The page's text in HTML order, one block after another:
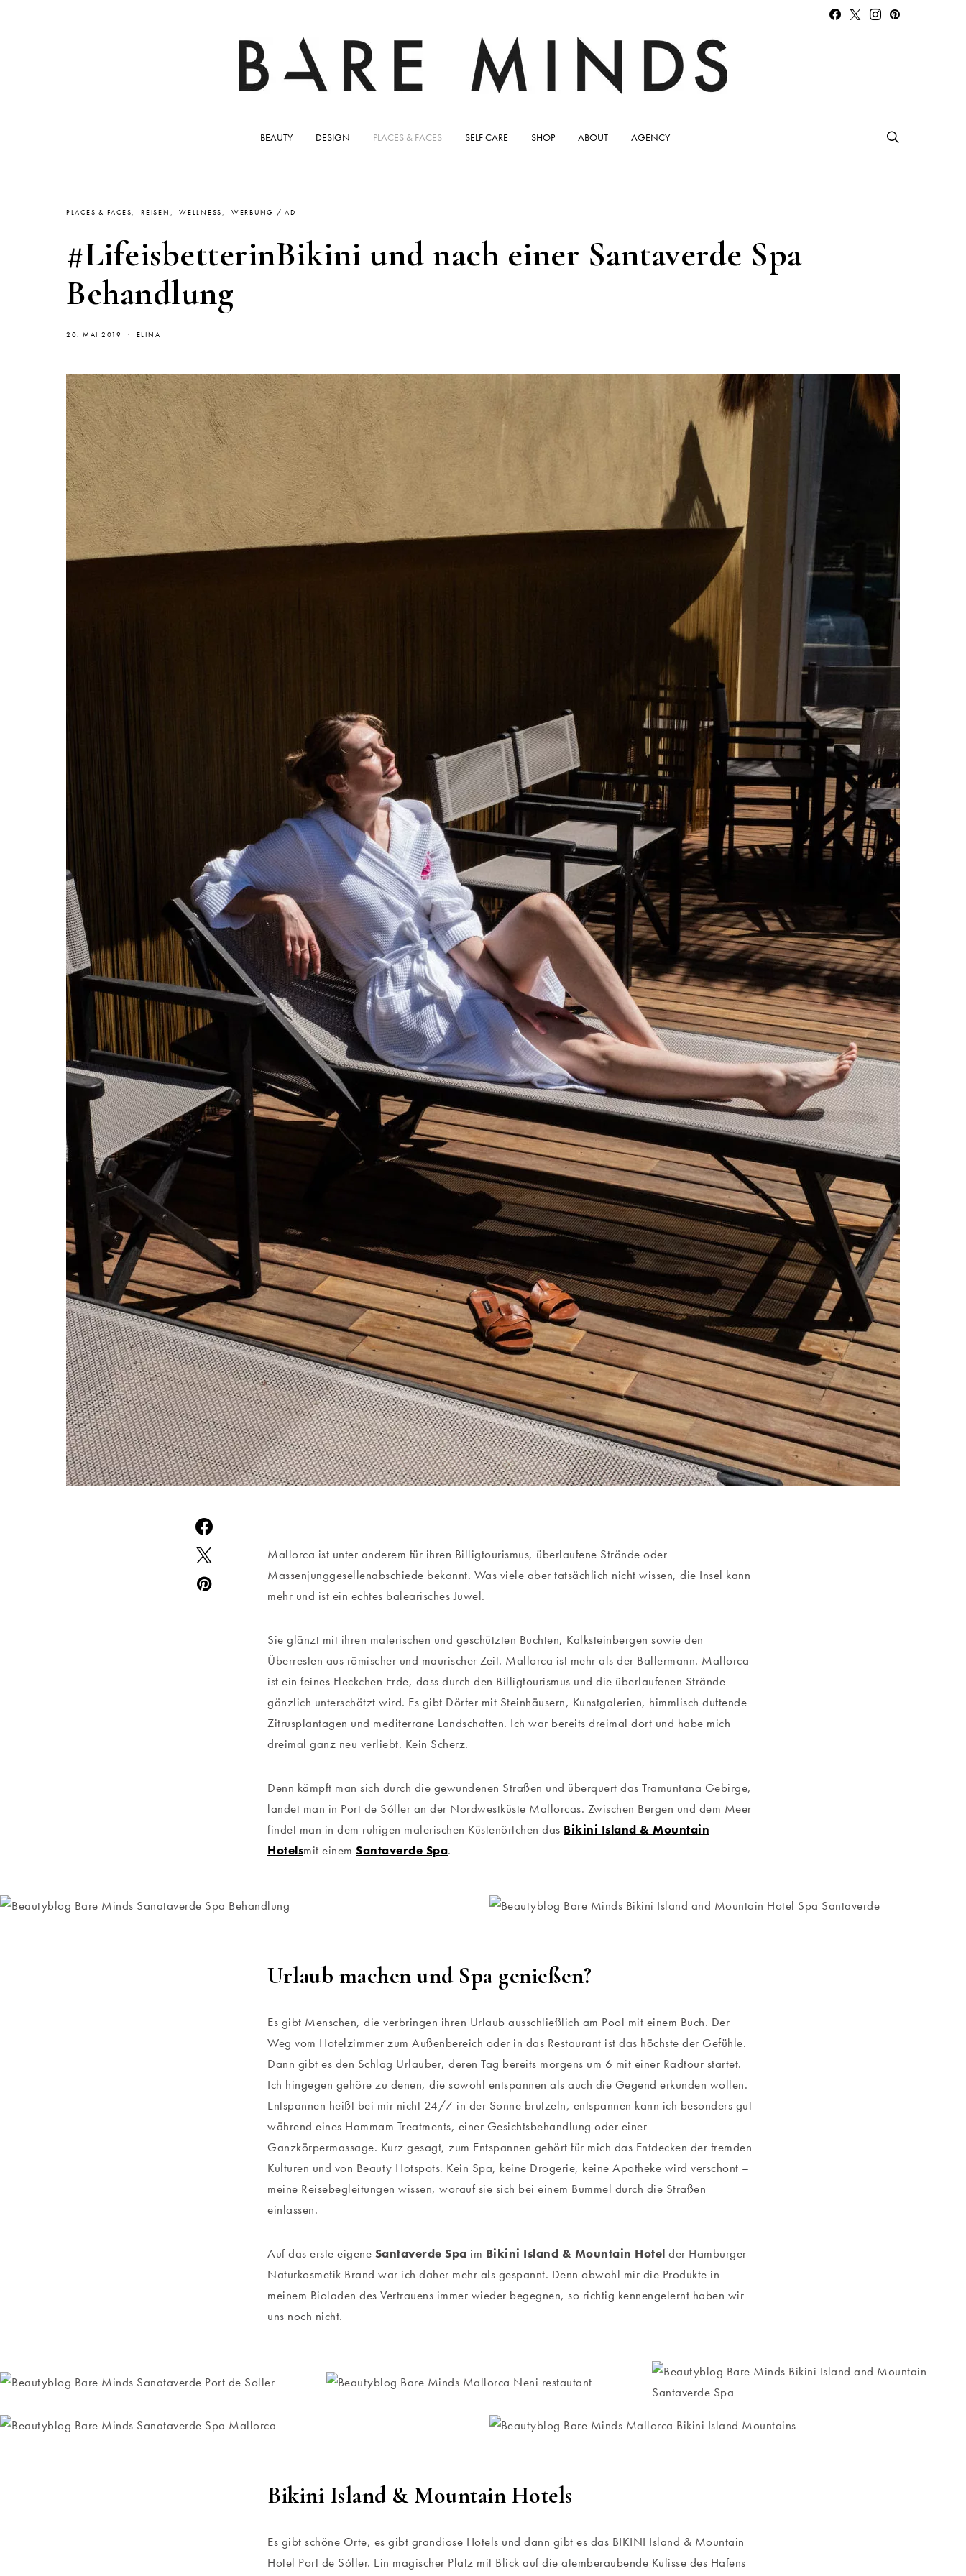
BEAUTY DESIGN PLACES & FACES SELF CARE SHOP ABOUT AGENCY
PLACES & FACES REISEN WELLNESS WERBUNG / AD
#LifeisbetterinBikini und nach einer Santaverde Spa
Behandlung
20. MAI 2019 ELINA
Mallorca ist unter anderem für ihren Billigtourismus, überlaufene Strände oder
Massenjunggesellenabschiede bekannt. Was viele aber tatsächlich nicht wissen, die Insel kann
mehr und ist ein echtes balearisches Juwel.
Sie glänzt mit ihren malerischen und geschützten Buchten, Kalksteinbergen sowie den
Überresten aus römischer und maurischer Zeit. Mallorca ist mehr als der Ballermann. Mallorca
ist ein feines Fleckchen Erde, dass durch den Billigtourismus und die überlaufenen Strände
gänzlich unterschätzt wird. Es gibt Dörfer mit Steinhäusern, Kunstgalerien, himmlisch duftende
Zitrusplantagen und mediterrane Landschaften. Ich war bereits dreimal dort und habe mich
dreimal ganz neu verliebt. Kein Scherz.
Denn kämpft man sich durch die gewundenen Straßen und überquert das Tramuntana Gebirge,
landet man in Port de Sóller an der Nordwestküste Mallorcas. Zwischen Bergen und dem Meer
findet man in dem ruhigen malerischen Küstenörtchen das Bikini Island & Mountain
Hotelsmit einem Santaverde Spa.
Urlaub machen und Spa genießen?
Es gibt Menschen, die verbringen ihren Urlaub ausschließlich am Pool mit einem Buch. Der
Weg vom Hotelzimmer zum Außenbereich oder in das Restaurant ist das höchste der Gefühle.
Dann gibt es den Schlag Urlauber, deren Tag bereits morgens um 6 mit einer Radtour startet.
Ich hingegen gehöre zu denen, die sowohl entspannen als auch die Gegend erkunden wollen.
Entspannen heißt bei mir nicht 24/7 in der Sonne brutzeln, entspannen kann ich besonders gut
während eines Hammam Treatments, einer Gesichtsbehandlung oder einer
Ganzkörpermassage. Kurz gesagt, zum Entspannen gehört für mich das Entdecken der fremden
Kulturen und von Beauty Hotspots. Kein Spa, keine Drogerie, keine Apotheke wird verschont –
meine Reisebegleitungen wissen, worauf sie sich bei einem Bummel durch die Straßen
einlassen.
Auf das erste eigene Santaverde Spa im Bikini Island & Mountain Hotel der Hamburger
Naturkosmetik Brand war ich daher mehr als gespannt. Denn obwohl mir die Produkte in
meinem Bioladen des Vertrauens immer wieder begegnen, so richtig kennengelernt haben wir
uns noch nicht.
Bikini Island & Mountain Hotels
Es gibt schöne Orte, es gibt grandiose Hotels und dann gibt es das BIKINI Island & Mountain
Hotel Port de Sóller. Ein magischer Platz mit Blick auf die atemberaubende Kulisse des Hafens